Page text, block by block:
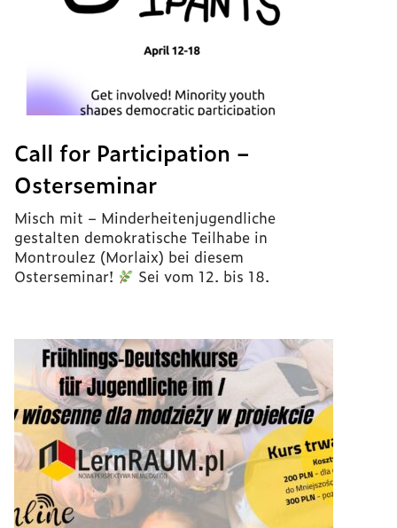
Call for Participation –
Osterseminar
Misch mit – Minderheitenjugendliche
gestalten demokratische Teilhabe in
Montroulez (Morlaix) bei diesem
Osterseminar!
Sei vom 12. bis 18.